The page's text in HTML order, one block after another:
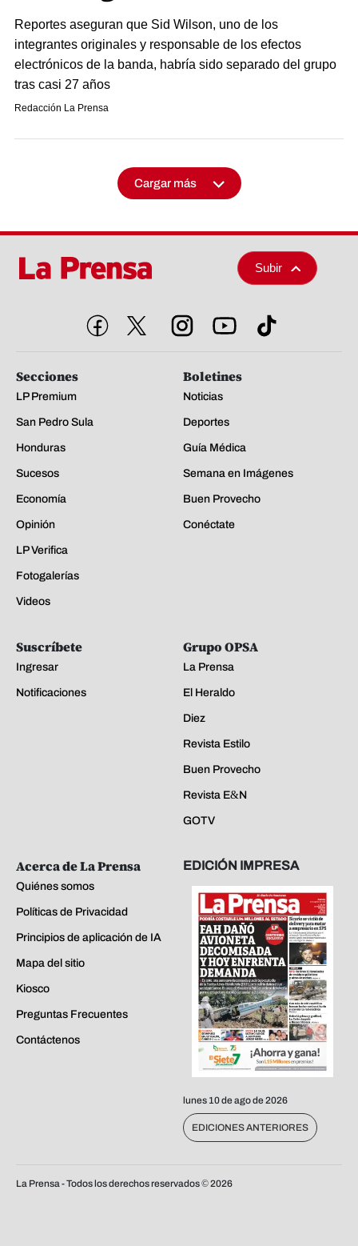
Reportes aseguran que Sid Wilson, uno de los
integrantes originales y responsable de los efectos
electrónicos de la banda, habría sido separado del grupo
tras casi 27 años
Redacción La Prensa
Cargar más
Subir
Secciones
LP Premium
San Pedro Sula
Honduras
Sucesos
Economía
Opinión
LP Verifica
Fotogalerías
Videos
Boletines
Noticias
Deportes
Guía Médica
Semana en Imágenes
Buen Provecho
Conéctate
Suscríbete
Ingresar
Notificaciones
Grupo OPSA
La Prensa
El Heraldo
Diez
Revista Estilo
Buen Provecho
Revista E&N
GOTV
Acerca de La Prensa
Quiénes somos
Políticas de Privacidad
Principios de aplicación de IA
Mapa del sitio
Kiosco
Preguntas Frecuentes
Contáctenos
EDICIÓN IMPRESA
lunes 10 de ago de 2026
EDICIONES ANTERIORES
La Prensa - Todos los derechos reservados ©2026